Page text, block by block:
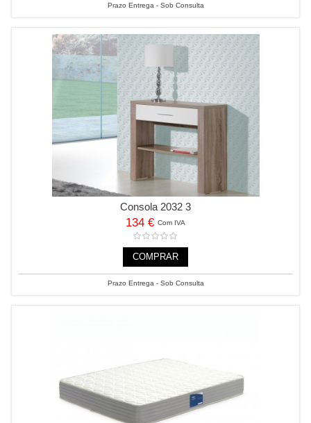
Prazo Entrega - Sob Consulta
Consola 2032 3
134 € Com IVA
COMPRAR
Prazo Entrega - Sob Consulta